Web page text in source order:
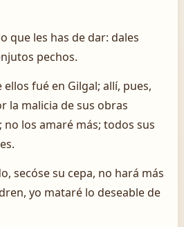
que les has de dar: dales
pechos.
fué en Gilgal; allí, pues,
la malicia de sus obras
no los amaré más; todos sus
secóse su cepa, no hará más
yo mataré lo deseable de